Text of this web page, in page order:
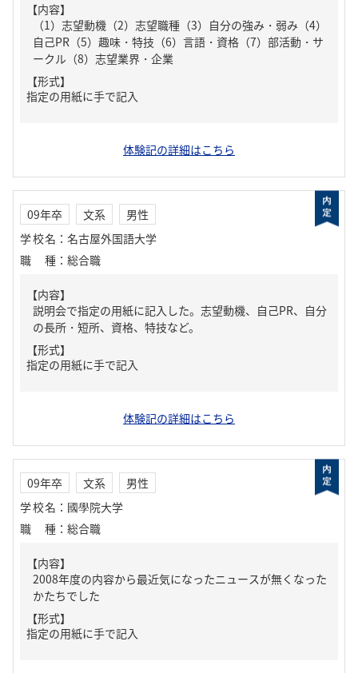
【内容】
（1）志望動機（2）志望職種（3）自分の強み・弱み（4）
自己PR（5）趣味・特技（6）言語・資格（7）部活動・サ
ークル（8）志望業界・企業
【形式】
指定の用紙に手で記入
体験記の詳細はこちら
09年卒 文系
男性
学校名 ： 名古屋外国語大学
職種 ： 総合職
【内容】
説明会で指定の用紙に記入した。志望動機、自己PR、自分
の長所・短所、資格、特技など。
【形式】
指定の用紙に手で記入
体験記の詳細はこちら
09年卒 文系
男性
学校名 ： 國學院大学
職種 ： 総合職
【内容】
2008年度の内容から最近気になったニュースが無くなった
かたちでした
【形式】
指定の用紙に手で記入